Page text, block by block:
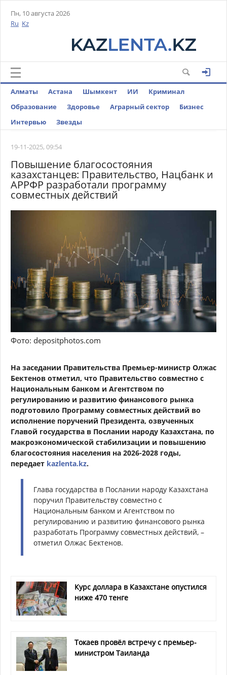
Пн, 10 августа 2026
Ru Kz
Алматы Астана Шымкент ИИ
Криминал
Образование
Здоровье Аграрный сектор
Бизнес
Интервью
Звезды
19-11-2025, 09:54
Повышение благосостояния
казахстанцев: Правительство, Нацбанк и
АРРФР разработали программу
совместных действий
Фото: depositphotos.com
На заседании Правительства Премьер-министр Олжас
Бектенов отметил, что Правительство совместно с
Национальным банком и Агентством по
регулированию и развитию финансового рынка
подготовило Программу совместных действий во
исполнение поручений Президента, озвученных
Главой государства в Послании народу Казахстана, по
макроэкономической стабилизации и повышению
благосостояния населения на 2026-2028 годы,
передает kazlenta.kz.
Глава государства в Послании народу Казахстана
поручил Правительству совместно с
Национальным банком и Агентством по
регулированию и развитию финансового рынка
разработать Программу совместных действий, –
отметил Олжас Бектенов.
Курс доллара в Казахстане опустился
ниже 470 тенге
Токаев провёл встречу с премьер-
министром Таиланда